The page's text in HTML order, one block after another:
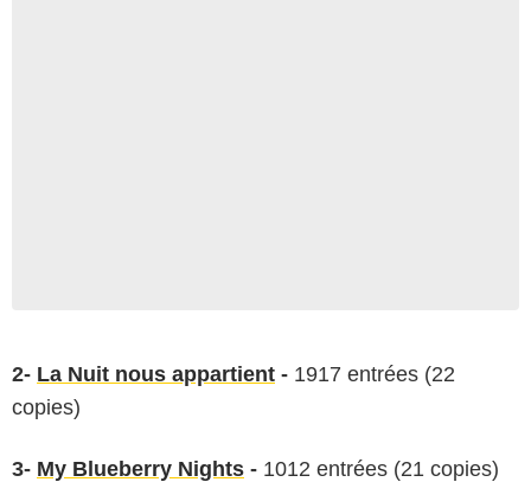
2- La Nuit nous appartient - 1917 entrées (22
copies)
3- My Blueberry Nights - 1012 entrées (21 copies)